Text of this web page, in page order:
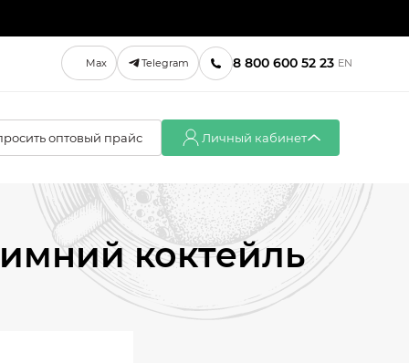
Max Telegram 8 800 600 52 23 EN
оптовый прайс Личный кабинет
Вход
Регистрация
коктейль